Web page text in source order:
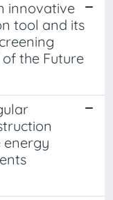
innovative
tool and its
the Future
energy